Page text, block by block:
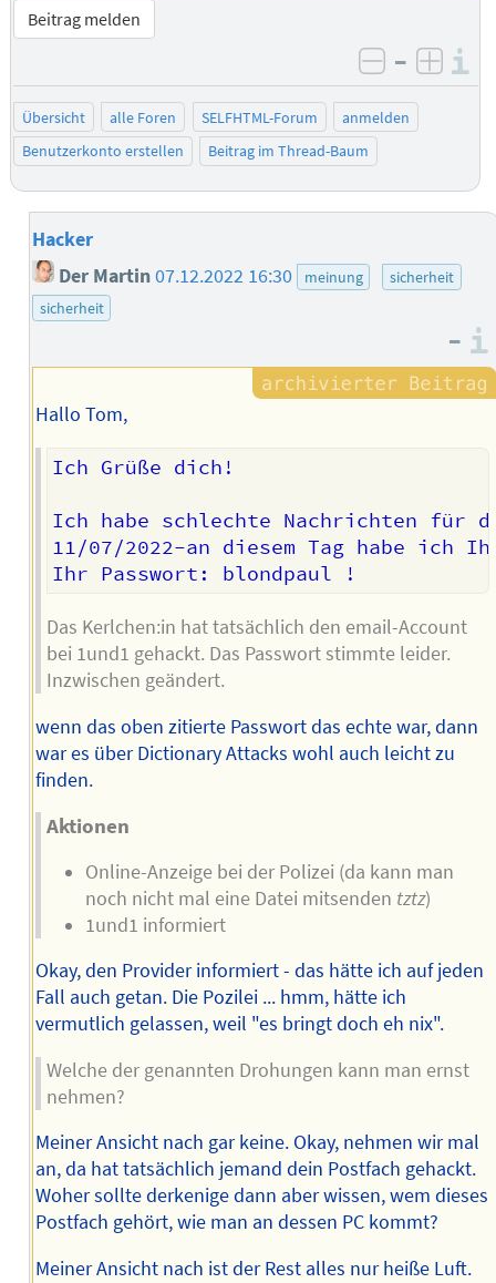
Beitrag melden
negativ
–
Übersicht alle Foren SELFHTML-Forum
anmelden
Benutzerkonto erstellen
Beitrag im Thread-Baum
Hacker
Der Martin07.12.2022 16:30 meinung
sicherheit
sicherheit
–
Hallo Tom,
Ich Grüße dich!
Ich habe schlechte Nachrichten für
11/07/2022-an diesem Tag habe
Das Kerlchen:in hat tatsächlich den email-Account
bei 1und1 gehackt. Das Passwort stimmte leider.
Inzwischen geändert.
wenn das oben zitierte Passwort das echte war, dann
war es über Dictionary Attacks wohl auch leicht zu
finden.
Aktionen
Online-Anzeige bei der Polizei (da kann man
noch nicht mal eine Datei mitsenden tztz)
1und1 informiert
Okay, den Provider informiert - das hätte ich auf jeden
Fall auch getan. Die Pozilei ... hmm, hätte ich
vermutlich gelassen, weil "es bringt doch eh nix".
Welche der genannten Drohungen kann man ernst
nehmen?
Meiner Ansicht nach gar keine. Okay, nehmen wir mal
an, da hat tatsächlich jemand dein Postfach gehackt.
Woher sollte derkenige dann aber wissen, wem dieses
Postfach gehört, wie man an dessen PC kommt?
Meiner Ansicht nach ist der Rest alles nur heiße Luft.